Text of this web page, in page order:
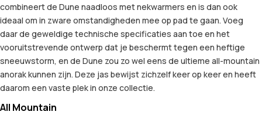
combineert de Dune naadloos met nekwarmers en is dan ook
ideaal om in zware omstandigheden mee op pad te gaan. Voeg
daar de geweldige technische specificaties aan toe en het
vooruitstrevende ontwerp dat je beschermt tegen een heftige
sneeuwstorm, en de Dune zou zo wel eens de ultieme all-mountain
anorak kunnen zijn. Deze jas bewijst zichzelf keer op keer en heeft
daarom een vaste plek in onze collectie.
All Mountain